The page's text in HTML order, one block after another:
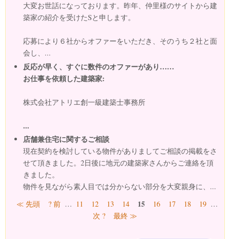
大変お世話になっております。昨年、仲里様のサイトから建
築家の紹介を受けたSと申します。
応募により６社からオファーをいただき、そのうち２社と面
会し、...
反応が早く、すぐに数件のオファーがあり……
お仕事を依頼した建築家:
株式会社アトリエ創一級建築士事務所
...
店舗兼住宅に関するご相談
現在契約を検討している物件がありましてご相談の掲載をさ
せて頂きました。2日後に地元の建築家さんからご連絡を頂
きました。
物件を見ながら素人目では分からない部分を大変親身に、...
ページ
≪ 先頭 ? 前 … 11 12 13 14 15 16 17 18 19 …
次 ?
最終 ≫